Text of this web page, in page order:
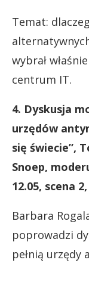
Temat:
wybrał
centrum IT.
4. Dyskusja
urzędów
się świecie”,
Snoep,
12.05, scena
Barbara
poprowadzi
pełnią urzędy